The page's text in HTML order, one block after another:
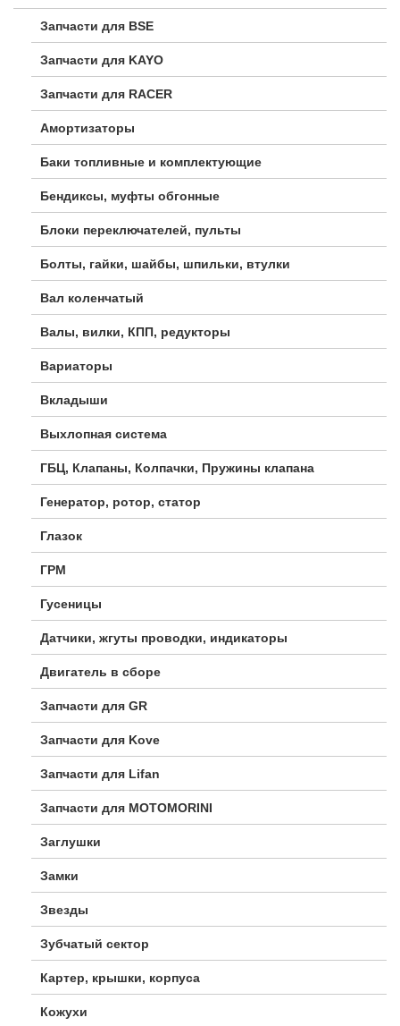
Запчасти для BSE
Запчасти для KAYO
Запчасти для RACER
Амортизаторы
Баки топливные и комплектующие
Бендиксы, муфты обгонные
Блоки переключателей, пульты
Болты, гайки, шайбы, шпильки, втулки
Вал коленчатый
Валы, вилки, КПП, редукторы
Вариаторы
Вкладыши
Выхлопная система
ГБЦ, Клапаны, Колпачки, Пружины клапана
Генератор, ротор, статор
Глазок
ГРМ
Гусеницы
Датчики, жгуты проводки, индикаторы
Двигатель в сборе
Запчасти для GR
Запчасти для Kove
Запчасти для Lifan
Запчасти для MOTOMORINI
Заглушки
Замки
Звезды
Зубчатый сектор
Картер, крышки, корпуса
Кожухи